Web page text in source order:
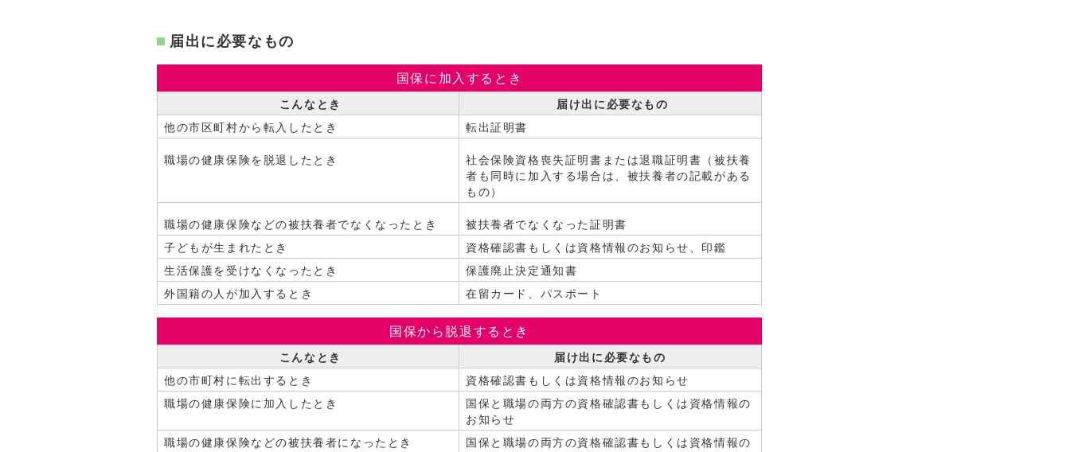
届出に必要なもの
国保に加入するとき
こんなとき
届け出に必要なもの
他の市区町村から転入したとき
転出証明書
職場の健康保険を脱退したとき
社会保険資格喪失証明書または退職証明書（被扶養
者も同時に加入する場合は、被扶養者の記載がある
もの）
職場の健康保険などの被扶養者でなくなったとき
被扶養者でなくなった証明書
子どもが生まれたとき
資格確認書もしくは資格情報のお知らせ、印鑑
生活保護を受けなくなったとき
保護廃止決定通知書
外国籍の人が加入するとき
在留カード、パスポート
国保から脱退するとき
こんなとき
届け出に必要なもの
他の市町村に転出するとき
資格確認書もしくは資格情報のお知らせ
職場の健康保険に加入したとき
国保と職場の両方の資格確認書もしくは資格情報の
お知らせ
職場の健康保険などの被扶養者になったとき
国保と職場の両方の資格確認書もしくは資格情報の